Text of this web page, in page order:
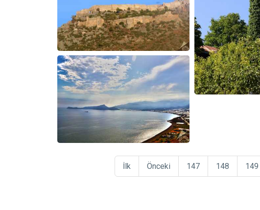
İlk Önceki 147 148 149